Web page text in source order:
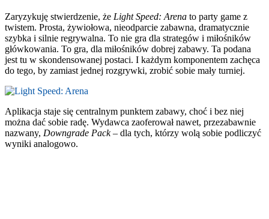
Zaryzykuję stwierdzenie, że Light Speed: Arena to party game z
twistem. Prosta, żywiołowa, nieodparcie zabawna, dramatycznie
szybka i silnie regrywalna. To nie gra dla strategów i miłośników
główkowania. To gra, dla miłośników dobrej zabawy. Ta podana
jest tu w skondensowanej postaci. I każdym komponentem zachęca
do tego, by zamiast jednej rozgrywki, zrobić sobie mały turniej.
Aplikacja staje się centralnym punktem zabawy, choć i bez niej
można dać sobie radę. Wydawca zaoferował nawet, przezabawnie
nazwany, Downgrade Pack– dla tych, którzy wolą sobie podliczyć
wyniki analogowo.